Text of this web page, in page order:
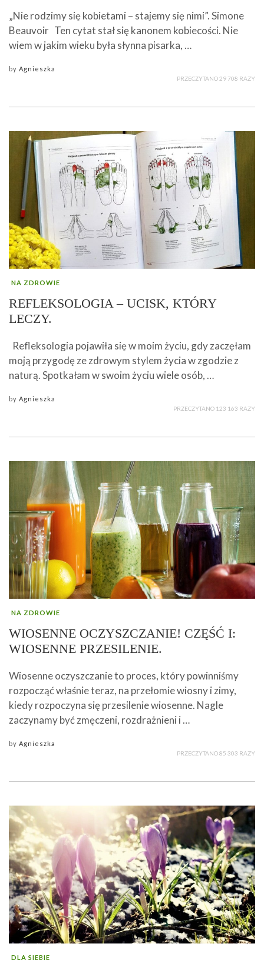
„Nie rodzimy się kobietami – stajemy się nimi”. Simone
Beauvoir Ten cytat stał się kanonem kobiecości. Nie
wiem w jakim wieku była słynna pisarka, …
by Agnieszka
PRZECZYTANO 29 708 RAZY
NA ZDROWIE
REFLEKSOLOGIA – UCISK, KTÓRY
LECZY.
Refleksologia pojawiła się w moim życiu, gdy zaczęłam
moją przygodę ze zdrowym stylem życia w zgodzie z
naturą. Spotkałam w swoim życiu wiele osób, …
by Agnieszka
PRZECZYTANO 123 163 RAZY
NA ZDROWIE
WIOSENNE OCZYSZCZANIE! CZĘŚĆ I:
WIOSENNE PRZESILENIE.
Wiosenne oczyszczanie to proces, który powinniśmy
rozpocząć właśnie teraz, na przełomie wiosny i zimy,
kiedy rozpoczyna się przesilenie wiosenne. Nagle
zaczynamy być zmęczeni, rozdrażnieni i …
by Agnieszka
PRZECZYTANO 85 303 RAZY
DLA SIEBIE